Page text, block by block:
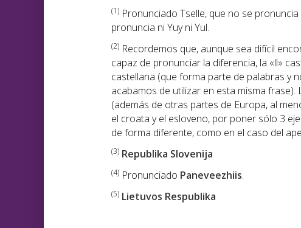
(1) Pronunciado Tselle, que no se
pronuncia ni Yuy ni Yul.
(2) Recordemos que, aunque sea difícil
capaz de pronunciar la diferencia, la «ll»
castellana (que forma parte de palabras y
acabamos de utilizar en esta misma
(además de otras partes de Europa, al
el croata y el esloveno, por poner sólo 3
de forma diferente, como en el caso del
(3) Republika Slovenija
(4) Pronunciado Paneveezhiis.
(5) Lietuvos Respublika